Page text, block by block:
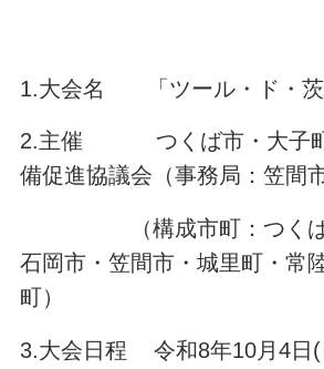
1.大会名 「ツール・ド・茨
2.主催 つくば市・大子町
備促進協議会（事務局：笠間市
（構成市町：つくば市
石岡市・笠間市・城里町・常
町）
3.大会日程 令和8年10月4日(